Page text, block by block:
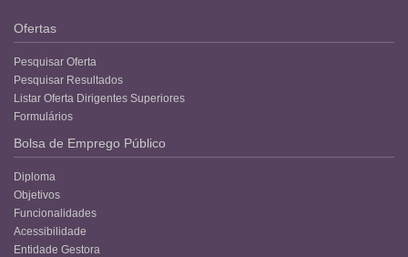
Ofertas
Pesquisar Oferta
Pesquisar Resultados
Listar Oferta Dirigentes Superiores
Formulários
Bolsa de Emprego Público
Diploma
Objetivos
Funcionalidades
Acessibilidade
Entidade Gestora